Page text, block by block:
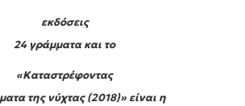
εκδόσεις
24 γράμματα και το
«Καταστρέφοντας
της νύχτας (2018)» είναι η